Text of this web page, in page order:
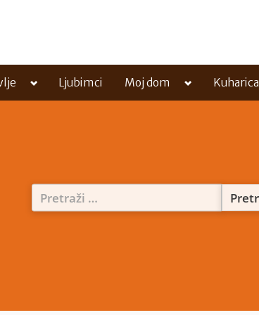
Toggle
menu
Ljubimci Moj dom Toggle
menu
Kuharica
Pretraži: